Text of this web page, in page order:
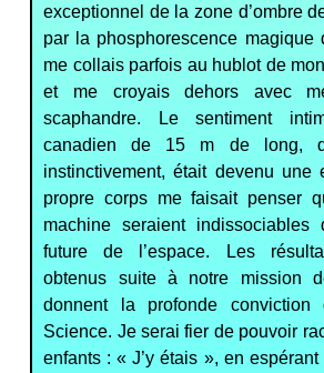
exceptionnel de la zone d’ombre
par la phosphorescence magique
me collais parfois au hublot de
et me croyais dehors avec
scaphandre. Le sentiment
canadien de 15 m de long,
instinctivement, était devenu une
propre corps me faisait penser
machine seraient indissociables
future de l’espace. Les
obtenus suite à notre mission
donnent la profonde
Science. Je serai fier de pouvoir
enfants : « J’y étais », en